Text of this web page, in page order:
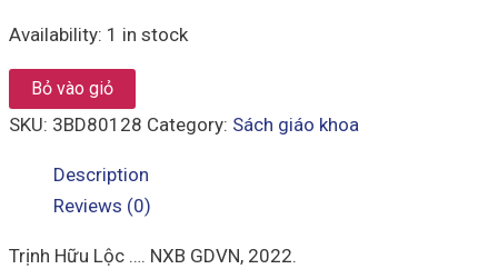
Availability: 1 in stock
Bỏ vào giỏ
SKU: 3BD80128 Category: Sách giáo khoa
Description
Reviews (0)
Trịnh Hữu Lộc …. NXB GDVN, 2022.